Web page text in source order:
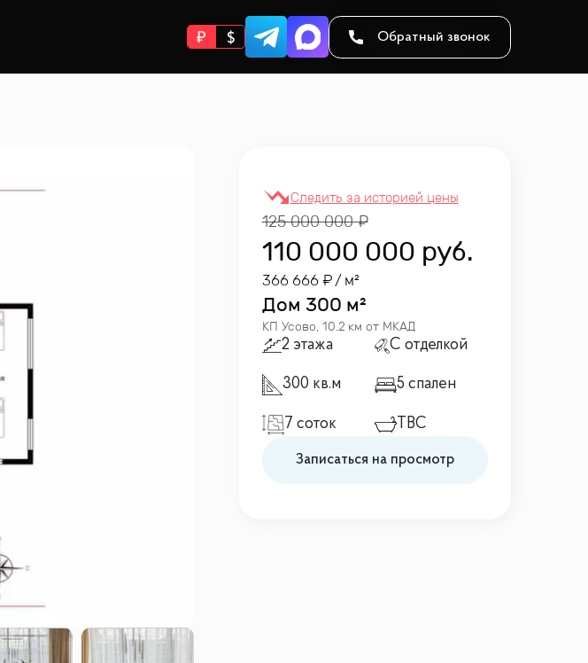
Обратный звонок
125 000 000
110 000 000 руб.
366 666 / м²
Дом 300 м²
КП Усово, 10.2 км от МКАД
2 этажа С отделкой
300 кв.м 5 спален
7 соток TBC
Записаться на просмотр